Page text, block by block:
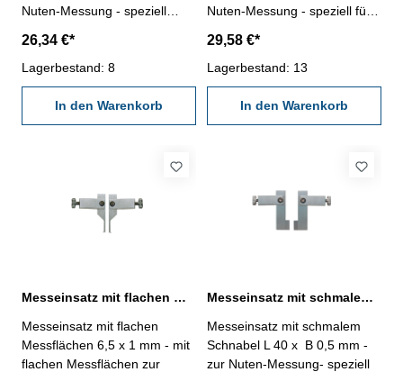
Nuten-Messung - speziell
Messschieber Serie 240.201-
240.204 - aus rostfreiem Stahl
- Lieferung paarweise
Messbereich Innen: 7 - X
Messbereich Außen: 9 - X
26,34 €*
Lagerbestand: 8
In den Warenkorb
Nuten-Messung - speziell für
Messschieber Serie 240.201-
240.204 - aus rostfreiem Stahl
- Lieferung paarweise
Messbereich Innen: 15 - X
Messbereich Außen: 1 - X
29,58 €*
Lagerbestand: 13
In den Warenkorb
Messeinsatz mit flachen Messflächen 6,5 x 1 mm zur Nuten-Messung
Messeinsatz mit flachen
Messflächen 6,5 x 1 mm - mit
flachen Messflächen zur
Messeinsatz mit schmalem Schnabel L 40 x B 0,5 mm zur Nuten-Messung
Messeinsatz mit schmalem
Schnabel L 40 x B 0,5 mm -
zur Nuten-Messung- speziell